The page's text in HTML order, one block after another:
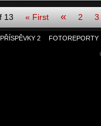
13 « First « 2 3
PŘÍSPĚVKY 2 FOTOREPORTY